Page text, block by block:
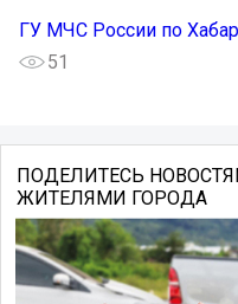
ГУ МЧС России по
51
ПОДЕЛИТЕСЬ
ЖИТЕЛЯМИ ГОРОДА